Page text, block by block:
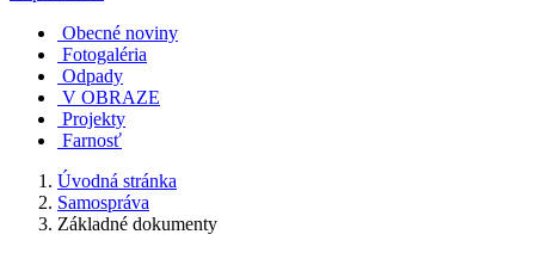
Obecné noviny
Fotogaléria
Odpady
V OBRAZE
Projekty
Farnosť
Úvodná stránka
Samospráva
Základné dokumenty